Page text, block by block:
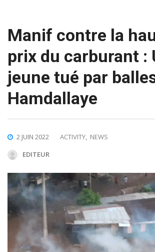
Manif contre la
prix du carburant :
jeune tué par
Hamdallaye
2 JUIN 2022 ACTIVITY, NEWS
EDITEUR